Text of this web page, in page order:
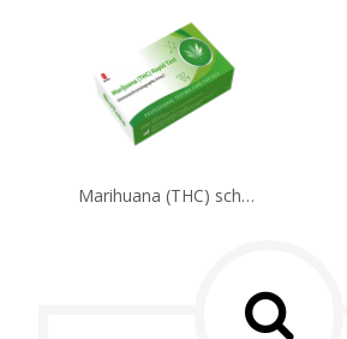
Marihuana (THC) schneller Test (immunochromatographischer Assay)